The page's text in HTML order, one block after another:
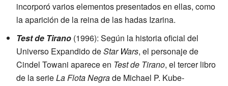
incorporó varios elementos presentados en ellas, como
la aparición de la reina de las hadas Izarina.
Test de Tirano (1996): Según la historia oficial del
Universo Expandido deStar Wars, el personaje de
Cindel Towani aparece en Test de Tirano, el tercer libro
de la serieLa Flota Negrade Michael P. Kube-